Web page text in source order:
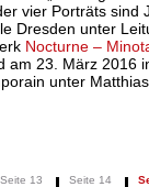
vier Porträts sind
Dresden unter
Nocturne –
am 23. März 2016
unter
Seite 13 Seite 14